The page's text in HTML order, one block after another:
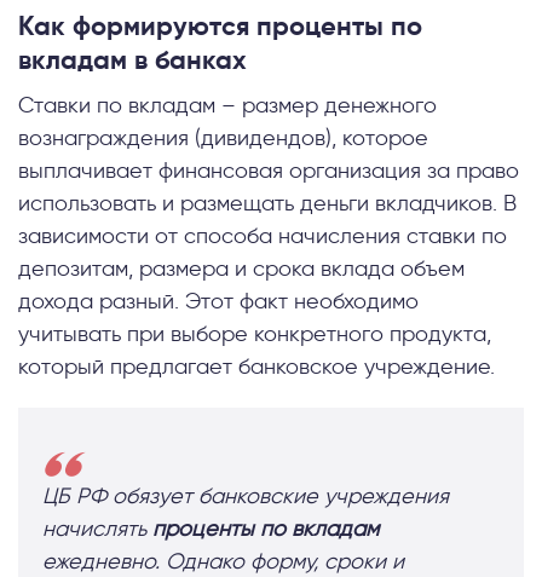
Как формируются проценты по
вкладам в банках
Ставки по вкладам – размер денежного
вознаграждения (дивидендов), которое
выплачивает финансовая организация за право
использовать и размещать деньги вкладчиков. В
зависимости от способа начисления ставки по
депозитам, размера и срока вклада объем
дохода разный. Этот факт необходимо
учитывать при выборе конкретного продукта,
который предлагает банковское учреждение.
ЦБ РФ обязует банковские учреждения
начислять проценты по вкладам
ежедневно. Однако форму, сроки и